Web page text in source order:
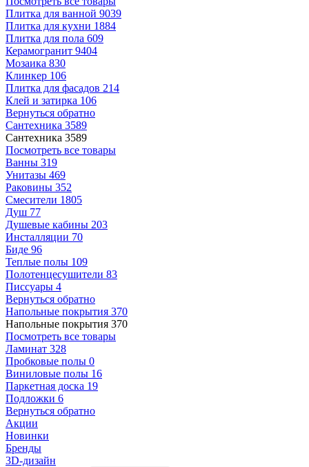
Плитка для ванной 9039
Плитка для кухни 1884
Плитка для пола 609
Керамогранит 9404
Мозаика 830
Клинкер 106
Плитка для фасадов 214
Клей и затирка 106
Вернуться обратно
Сантехника 3589
Сантехника 3589
Посмотреть все товары
Ванны 319
Унитазы 469
Раковины 352
Смесители 1805
Душ 77
Душевые кабины 203
Инсталляции 70
Биде 96
Теплые полы 109
Полотенцесушители 83
Писсуары 4
Вернуться обратно
Напольные покрытия 370
Напольные покрытия 370
Посмотреть все товары
Ламинат 328
Пробковые полы 0
Виниловые полы 16
Паркетная доска 19
Подложки 6
Вернуться обратно
Акции
Новинки
Бренды
3D-дизайн